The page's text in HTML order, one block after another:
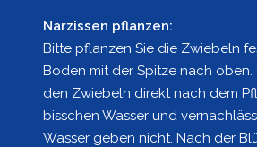
Narzissen pflanzen:
Bitte pflanzen Sie die Zwiebeln
Boden mit der Spitze nach oben.
den Zwiebeln direkt nach dem
bisschen Wasser und
Wasser geben nicht. Nach der